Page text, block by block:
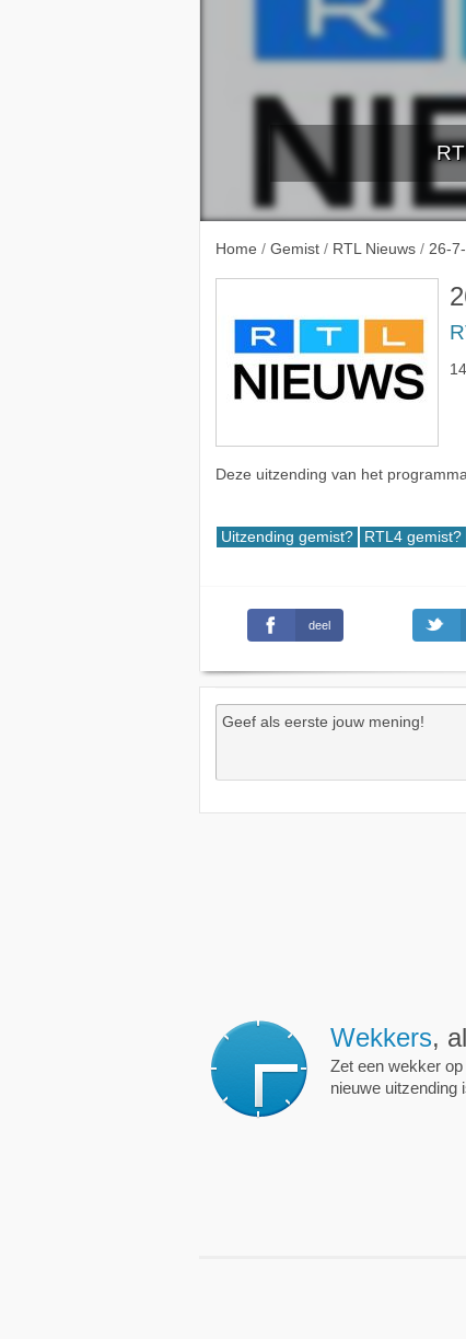
Home / Gemist / RTL Nieuws / 26-
Deze uitzending van het
Uitzending gemist? RTL4 gemist?
deel
Wekkers,
Zet een wekker
nieuwe uitzending